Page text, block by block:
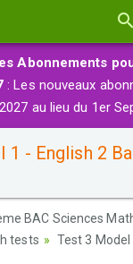
Abonnements
: Les nouveaux
au lieu du 1er
1 - English 2
BAC Sciences
tests
Test 3 Model